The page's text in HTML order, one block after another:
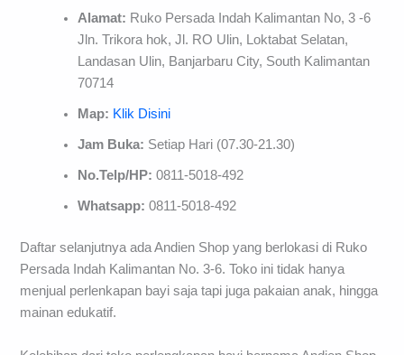
Alamat: Ruko Persada Indah Kalimantan No, 3 -6
Jln. Trikora hok, Jl. RO Ulin, Loktabat Selatan,
Landasan Ulin, Banjarbaru City, South Kalimantan
70714
Map: Klik Disini
Jam Buka: Setiap Hari (07.30-21.30)
No.Telp/HP:0811-5018-492
Whatsapp:0811-5018-492
Daftar selanjutnya ada Andien Shop yang berlokasi di Ruko
Persada Indah Kalimantan No. 3-6. Toko ini tidak hanya
menjual perlenkapan bayi saja tapi juga pakaian anak, hingga
mainan edukatif.